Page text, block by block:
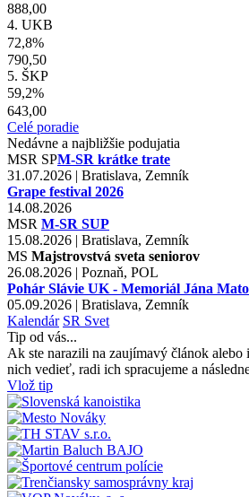
888,00
4. UKB
72,8%
790,50
5. ŠKP
59,2%
643,00
Celé poradie
Nedávne a najbližšie podujatia
MSR SPM-SR krátke trate
31.07.2026 | Bratislava, Zemník
Grape festival 2026
14.08.2026
MSR M-SR SUP
15.08.2026 | Bratislava, Zemník
MS Majstrovstvá sveta seniorov
26.08.2026 | Poznaň, POL
Pohár Slávie UK - Memoriál Jána
05.09.2026 | Bratislava, Zemník
Kalendár SR Svet
Tip od vás...
Ak ste narazili na zaujímavý článok alebo
nich vedieť, radi ich spracujeme a
Vlož tip